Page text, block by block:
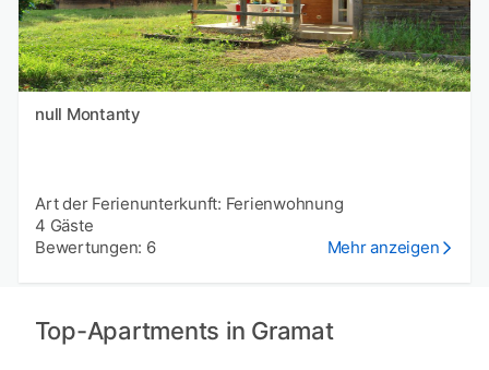
null Montanty
Art der Ferienunterkunft: Ferienwohnung
4 Gäste
Bewertungen: 6
Mehr anzeigen
Top-Apartments in Gramat